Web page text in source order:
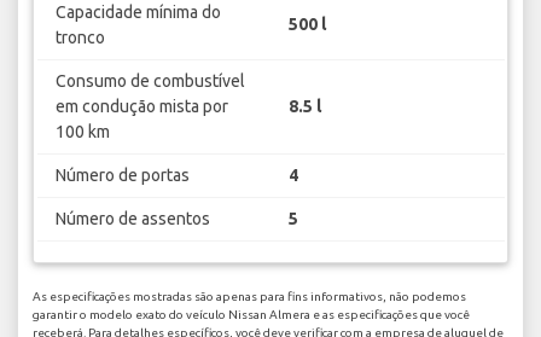
Capacidade mínima do
tronco
500 l
Consumo de combustível
em condução mista por
100 km
8.5 l
Número de portas 4
Número de assentos 5
As especificações mostradas são apenas para fins informativos, não podemos
garantir o modelo exato do veículo Nissan Almera e as especificações que você
receberá. Para detalhes específicos, você deve verificar com a empresa de aluguel de